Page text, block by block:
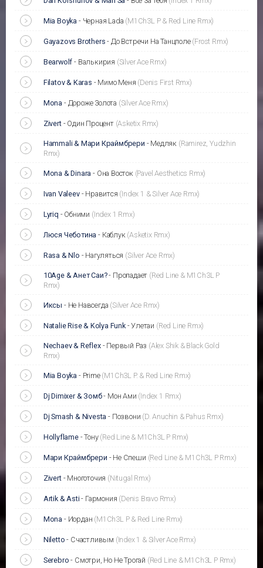
Mia Boyka - Черная Lada (M1Ch3L P & Red Line Rmx)
Gayazovs Brothers - До Встречи На Танцполе (Frost Rmx)
Bearwolf - Валькирия (Silver Ace Rmx)
Filatov & Karas - Мимо Меня (Denis First Rmx)
Mona - Дороже Золота (Silver Ace Rmx)
Zivert- Один Процент (Asketix Rmx)
Hammali & Мари Краймбрери - Медляк (Ramirez, Yudzhin
Rmx)
Mona & Dinara - Она Восток (Pavel Aesthetics Rmx)
Ivan Valeev- Нравится (Index 1 & Silver Ace Rmx)
Lyriq - Обними (Index 1 Rmx)
Люся Чеботина - Каблук (Asketix Rmx)
Rasa & Nlo - Нагуляться (Silver Ace Rmx)
10Age & Анет Саи?- Пропадает (Red Line & M1Ch3L P
Rmx)
Иксы - Не Навсегда (Silver Ace Rmx)
Natalie Rise & Kolya Funk-Улетаи (Red Line Rmx)
Nechaev & Reflex- Первый Раз (Alex Shik & Black Gold
Rmx)
Mia Boyka - Prime (M1Ch3L P. & Red Line Rmx)
Dj Dimixer & Зомб- Мон Ами (Index 1 Rmx)
Dj Smash & Nivesta - Позвони (D. Anuchin & Pahus Rmx)
Hollyflame-Тону (Red Line & M1Ch3L P Rmx)
Мари Краймбрери - Не Спеши (Red Line & M1Ch3L P Rmx)
Zivert- Многоточия (Nitugal Rmx)
Artik & Asti - Гармония (Denis Bravo Rmx)
Mona - Иордан (M1Ch3L P & Red Line Rmx)
Niletto - Счастливым (Index 1 & Silver Ace Rmx)
Serebro - Смотри, Но Не Трогай (Red Line & M1Ch3L P Rmx)